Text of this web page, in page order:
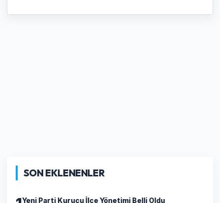
SON EKLENENLER
Yeni Parti Kurucu İlçe Yönetimi Belli Oldu